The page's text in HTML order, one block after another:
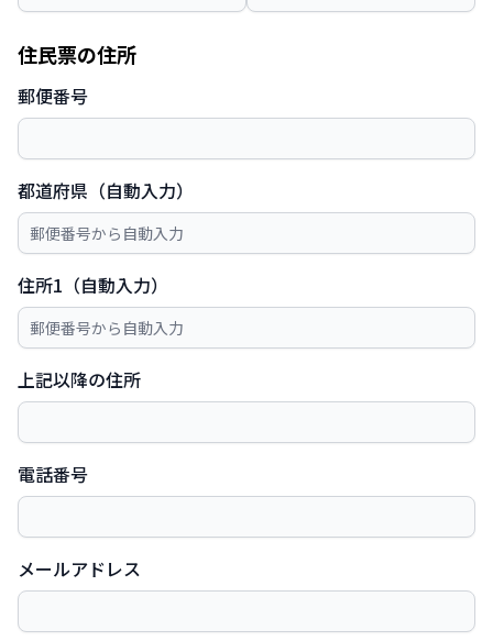
住民票の住所
郵便番号
都道府県（自動入力）
住所1（自動入力）
上記以降の住所
電話番号
メールアドレス